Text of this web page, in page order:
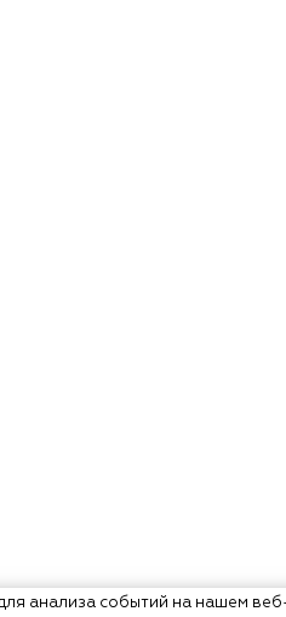
анализа событий на нашем